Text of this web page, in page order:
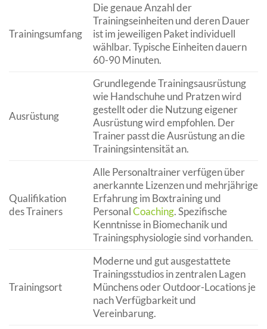
Trainingsumfang
Die genaue Anzahl der
Trainingseinheiten und deren Dauer
ist im jeweiligen Paket individuell
wählbar. Typische Einheiten dauern
60-90 Minuten.
Ausrüstung
Grundlegende Trainingsausrüstung
wie Handschuhe und Pratzen wird
gestellt oder die Nutzung eigener
Ausrüstung wird empfohlen. Der
Trainer passt die Ausrüstung an die
Trainingsintensität an.
Qualifikation
des Trainers
Alle Personaltrainer verfügen über
anerkannte Lizenzen und mehrjährige
Erfahrung im Boxtraining und
PersonalCoaching. Spezifische
Kenntnisse in Biomechanik und
Trainingsphysiologie sind vorhanden.
Trainingsort
Moderne und gut ausgestattete
Trainingsstudios in zentralen Lagen
Münchens oder Outdoor-Locations je
nach Verfügbarkeit und
Vereinbarung.